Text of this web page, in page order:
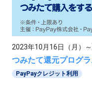
2023年10月16日（月）
つみたて還元プログ
PayPayクレジット利用